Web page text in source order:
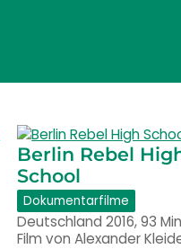
Berlin Rebel
School
Dokumentarfilme
Deutschland 2016, 93
Film von Alexander